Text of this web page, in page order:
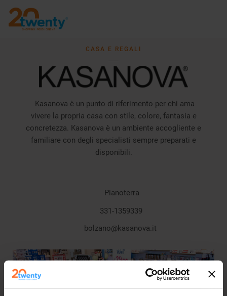
CASA E REGALI
Kasanova è un punto di riferimento per chi ama
vivere la propria casa con stile, colore, fantasia e
concretezza. Kasanova è un ambiente accogliente e
familiare con degli specialisti sempre preparati e
disponibili.
Pianoterra
331-1359339
bolzano@kasanova.it